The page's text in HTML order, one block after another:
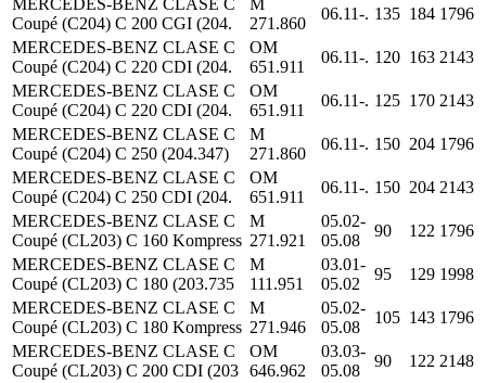
Coupé (C204) C 200 CGI (204.
271.860
06.11-. 135 184 1796
MERCEDES-BENZ CLASE C
Coupé (C204) C 220 CDI (204.
OM
651.911
06.11-. 120 163 2143
MERCEDES-BENZ CLASE C
Coupé (C204) C 220 CDI (204.
OM
651.911
06.11-. 125 170 2143
MERCEDES-BENZ CLASE C
Coupé (C204) C 250 (204.347)
M
271.860
06.11-. 150 204 1796
MERCEDES-BENZ CLASE C
Coupé (C204) C 250 CDI (204.
OM
651.911
06.11-. 150 204 2143
MERCEDES-BENZ CLASE C
Coupé (CL203) C 160 Kompress
M
271.921
05.02-
05.08
90 122 1796
MERCEDES-BENZ CLASE C
Coupé (CL203) C 180 (203.735
M
111.951
03.01-
05.02
95 129 1998
MERCEDES-BENZ CLASE C
Coupé (CL203) C 180 Kompress
M
271.946
05.02-
05.08
105 143 1796
MERCEDES-BENZ CLASE C
Coupé (CL203) C 200 CDI (203
OM
646.962
03.03-
05.08
90 122 2148